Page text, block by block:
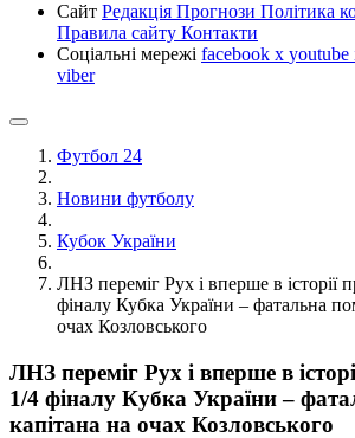
Сайт Редакція Прогнози Політика
Правила сайту Контакти
Соціальні мережі facebook x youtube
viber
Футбол 24
Новини футболу
Кубок України
ЛНЗ переміг Рух і вперше в історії
фіналу Кубка України – фатальна
очах Козловського
ЛНЗ переміг Рух і вперше в
1/4 фіналу Кубка України –
капітана на очах Козловського